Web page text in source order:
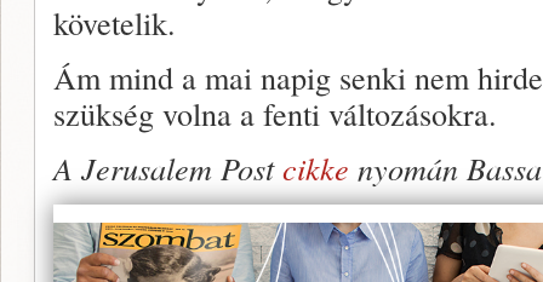
követelik.
Ám mind a mai napig senki nem
szükség volna a fenti változásokra.
A Jerusalem Postcikke nyomán